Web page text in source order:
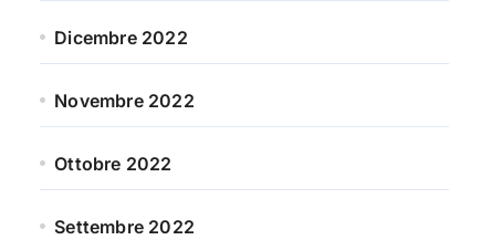
Dicembre 2022
Novembre 2022
Ottobre 2022
Settembre 2022